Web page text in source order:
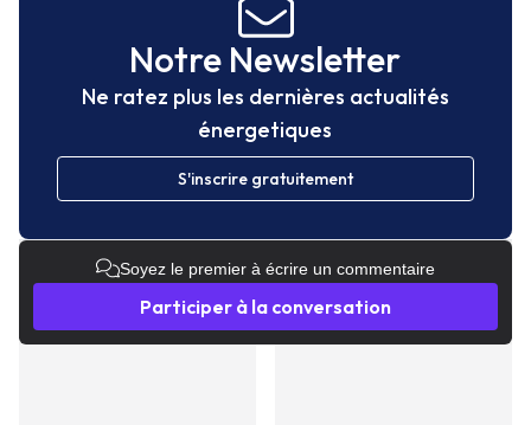
Notre Newsletter
Ne ratez plus les dernières actualités
énergetiques
S'inscrire gratuitement
Soyez le premier à écrire un commentaire
Participer à la conversation